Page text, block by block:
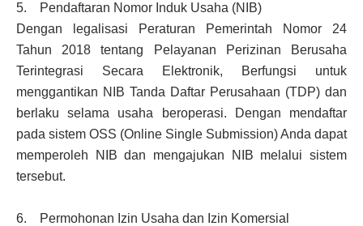
5. Pendaftaran Nomor Induk Usaha (NIB)
Dengan legalisasi Peraturan Pemerintah Nomor 24
Tahun 2018 tentang Pelayanan Perizinan Berusaha
Terintegrasi Secara Elektronik, Berfungsi untuk
menggantikan NIB Tanda Daftar Perusahaan (TDP) dan
berlaku selama usaha beroperasi. Dengan mendaftar
pada sistem OSS (Online Single Submission) Anda dapat
memperoleh NIB dan mengajukan NIB melalui sistem
tersebut.
6. Permohonan Izin Usaha dan Izin Komersial